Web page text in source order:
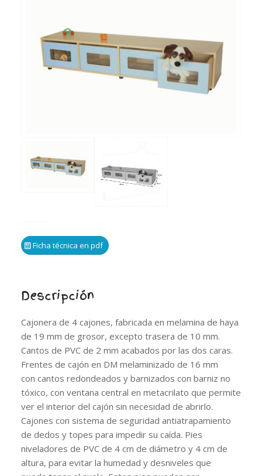
Ficha técnica en pdf
Descripción
Cajonera de 4 cajones, fabricada en melamina de haya
de 19 mm de grosor, excepto trasera de 10 mm.
Cantos de PVC de 2 mm acabados por las dos caras.
Frentes de cajón en DM melaminizado de 16 mm
con cantos redondeados y barnizados con barniz no
tóxico, con ventana central en metacrilato que permite
ver el interior del cajón sin necesidad de abrirlo.
Cajones con sistema de seguridad antiatrapamiento
de dedos y topes para impedir su caída. Pies
niveladores de PVC de 4 cm de diámetro y 4 cm de
altura, para evitar la humedad y desniveles que